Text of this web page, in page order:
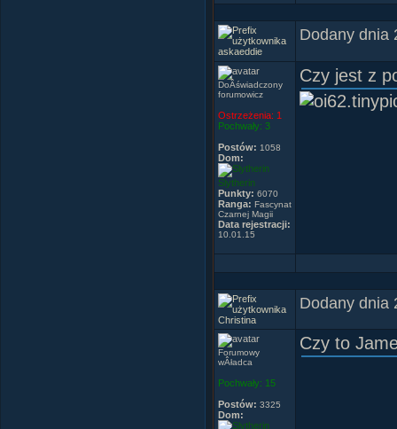
askaeddie
Dodany dnia
DoÂświadczony
forumowicz
Ostrzeżenia: 1
Pochwały: 3
Postów: 1058
Dom:
Slytherin
Punkty: 6070
Ranga: Fascynat
Czarnej Magii
Data rejestracji:
10.01.15
Czy jest z
Christina
Dodany dnia
Forumowy
wÂładca
Pochwały: 15
Postów: 3325
Dom:
Czy to